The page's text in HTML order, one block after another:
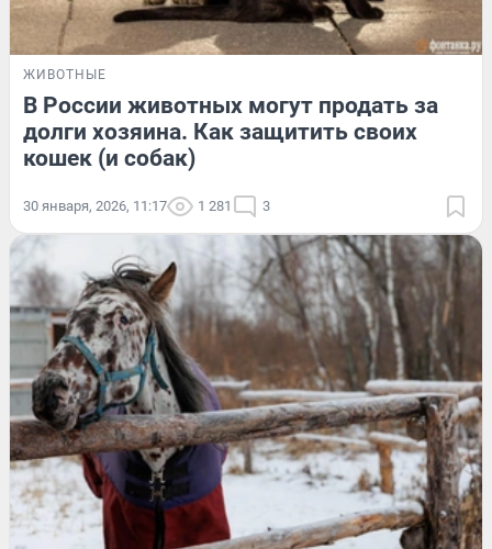
ЖИВОТНЫЕ
В России животных могут продать за
долги хозяина. Как защитить своих
кошек (и собак)
30 января, 2026, 11:17 1 281 3